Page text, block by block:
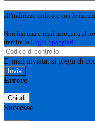
all'indirizzo indicato con le
Non hai una e-mail associata al
tramite la Login Spaggiari
E-mail inviata, si prega di
Errore
Chiudi
Successo